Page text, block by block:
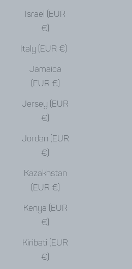
Israel (EUR
€)
Italy (EUR €)
Jamaica
(EUR €)
Jersey (EUR
€)
Jordan (EUR
€)
Kazakhstan
(EUR €)
Kenya (EUR
€)
Kiribati (EUR
€)